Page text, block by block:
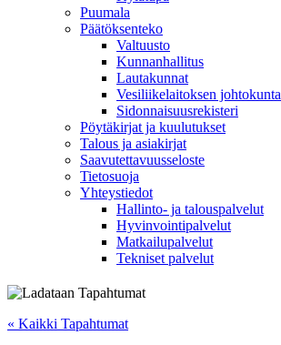
Puumala
Päätöksenteko
Valtuusto
Kunnanhallitus
Lautakunnat
Vesiliikelaitoksen johtokunta
Sidonnaisuusrekisteri
Pöytäkirjat ja kuulutukset
Talous ja asiakirjat
Saavutettavuusseloste
Tietosuoja
Yhteystiedot
Hallinto- ja talouspalvelut
Hyvinvointipalvelut
Matkailupalvelut
Tekniset palvelut
« Kaikki Tapahtumat